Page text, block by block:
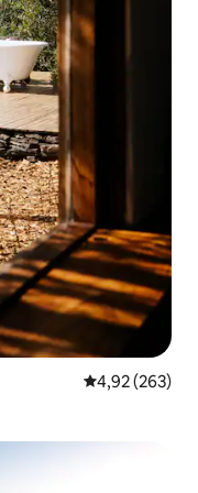
4,92 de uma
4,92 (263)